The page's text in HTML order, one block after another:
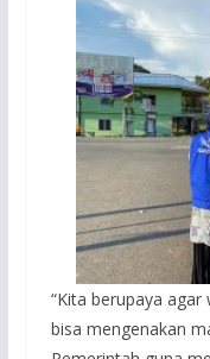
“Kita berupaya
bisa mengenakan